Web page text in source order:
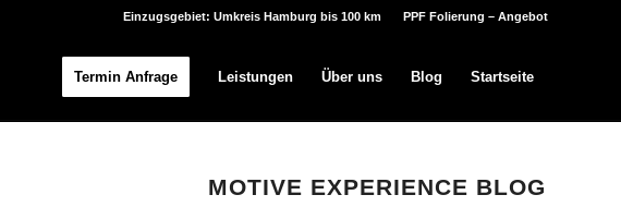
PPF Folierung – Angebot
Einzugsgebiet: Umkreis Hamburg bis 100 km
Termin Anfrage Leistungen Über uns Blog Startseite
MOTIVE EXPERIENCE BLOG